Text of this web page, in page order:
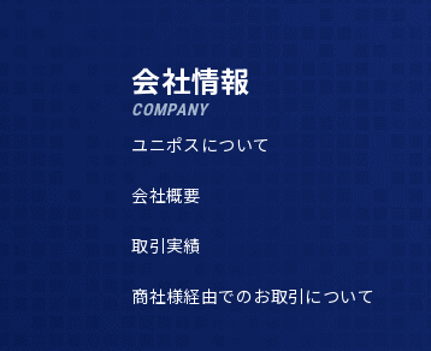
会社情報
COMPANY
ユニポスについて
会社概要
取引実績
商社様経由でのお取引について